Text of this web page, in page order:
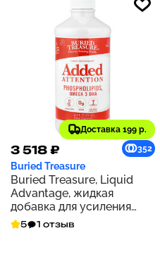
Доставка 199 р.
3 518 ₽ 352
Buried Treasure
Buried Treasure, Liquid
Advantage, жидкая
добавка для усиления
концентрации внимания,
496 мл (16,54 жидк. унции)
5 1 отзыв